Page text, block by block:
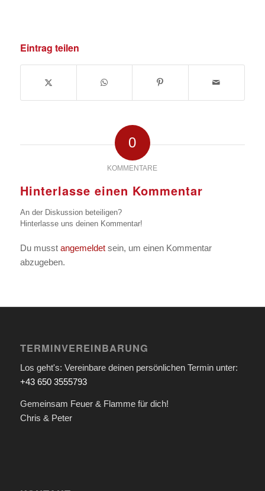
Eintrag teilen
0
KOMMENTARE
Hinterlasse einen Kommentar
An der Diskussion beteiligen?
Hinterlasse uns deinen Kommentar!
Du musst angemeldetsein, um einen Kommentar
abzugeben.
TERMINVEREINBARUNG
Los geht's: Vereinbare deinen persönlichen Termin unter:
+43 650 3555793
Gemeinsam Feuer & Flamme für dich!
Chris & Peter